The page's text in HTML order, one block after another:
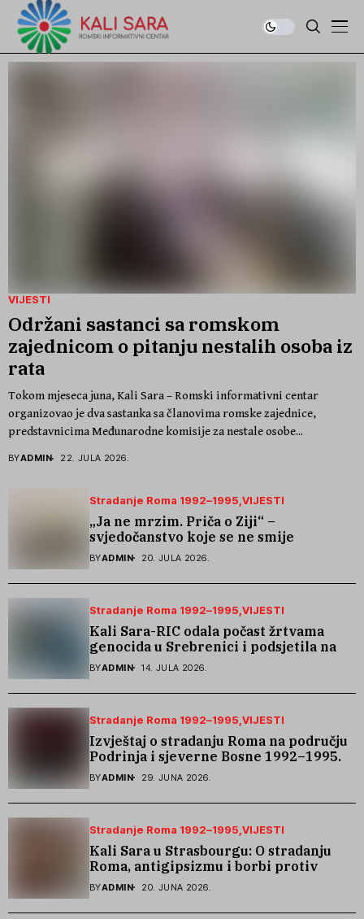
VIJESTI
Održani sastanci sa romskom
zajednicom o pitanju nestalih osoba iz
rata
Tokom mjeseca juna, Kali Sara – Romski informativni centar
organizovao je dva sastanka sa članovima romske zajednice,
predstavnicima Međunarodne komisije za nestale osobe...
BYADMIN 22. JULA 2026.
Stradanje Roma 1992–1995 VIJESTI
„Ja ne mrzim. Priča o Ziji“ –
svjedočanstvo koje se ne smije
zaboraviti
BYADMIN 20. JULA 2026.
Stradanje Roma 1992–1995 VIJESTI
Kali Sara-RIC odala počast žrtvama
genocida u Srebrenici i podsjetila na
stradanje Roma iz Skočića
BYADMIN 14. JULA 2026.
Stradanje Roma 1992–1995 VIJESTI
Izvještaj o stradanju Roma na području
Podrinja i sjeverne Bosne 1992–1995.
godine
BYADMIN 29. JUNA 2026.
Stradanje Roma 1992–1995 VIJESTI
Kali Sara u Strasbourgu: O stradanju
Roma, antigipsizmu i borbi protiv
govora mržnje
BYADMIN 20. JUNA 2026.